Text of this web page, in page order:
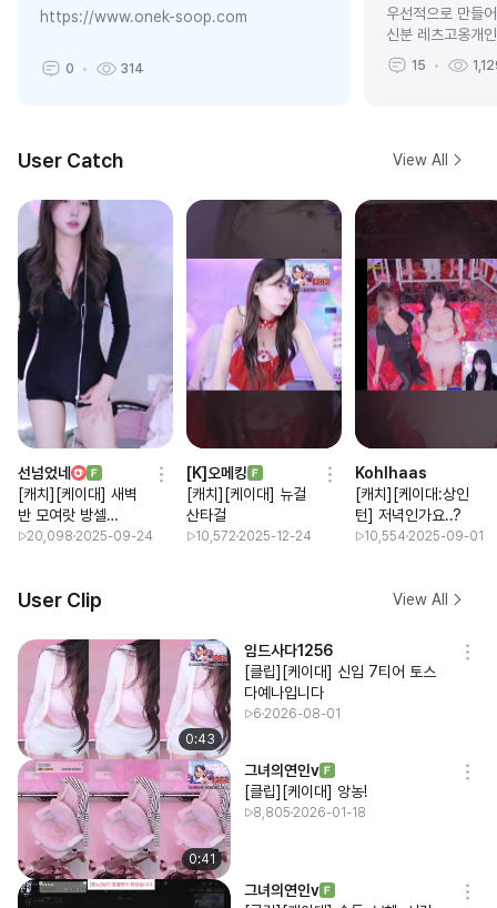
https://www.onek-soop.com
0 314
우선적으로 만들
신분 레츠고옹개
만 기다려주세용
15
User Catch View All
선넘었네
[캐치][케이대] 새벽
반 모여랏 방셀
cctv
20,098 2025-09-24
[K]오메킹
[캐치][케이대] 뉴걸
산타걸
10,572 2025-12-24
Kohlhaas
[캐치][케이대:상인
턴] 저녁인가요..?
10,554 2025-09-01
User Clip View All
0:43
임드사다1256
[클립][케이대] 신입 7티어 토스
다예나입니다
6 2026-08-01
0:41
그녀의연인v
[클립][케이대] 앙농!
8,805 2026-01-18
그녀의연인v